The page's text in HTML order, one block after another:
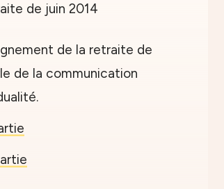
de la retraite de
de la communication